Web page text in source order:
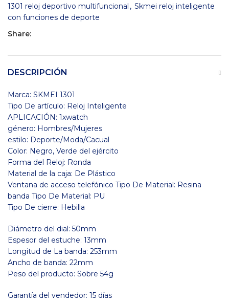
1301 reloj deportivo multifuncional , Skmei reloj inteligente
con funciones de deporte
Share:
DESCRIPCIÓN
Marca: SKMEI 1301
Tipo De artículo: Reloj Inteligente
APLICACIÓN: 1xwatch
género: Hombres/Mujeres
estilo: Deporte/Moda/Cacual
Color: Negro, Verde del ejército
Forma del Reloj: Ronda
Material de la caja: De Plástico
Ventana de acceso telefónico Tipo De Material: Resina
banda Tipo De Material: PU
Tipo De cierre: Hebilla
Diámetro del dial: 50mm
Espesor del estuche: 13mm
Longitud de La banda: 253mm
Ancho de banda: 22mm
Peso del producto: Sobre 54g
Garantía del vendedor: 15 días